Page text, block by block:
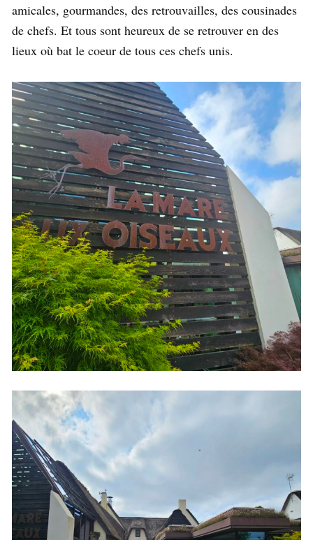
amicales, gourmandes, des retrouvailles, des cousinades
de chefs. Et tous sont heureux de se retrouver en des
lieux où bat le coeur de tous ces chefs unis.